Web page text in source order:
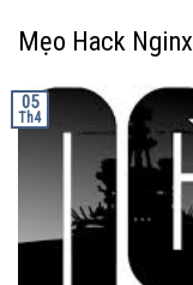
Mẹo Hack Nginx
05
Th4